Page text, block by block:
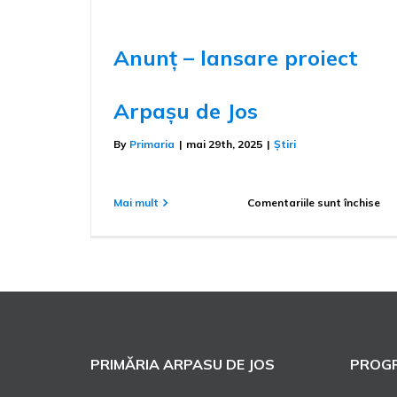
Anunț – lansare proiect
Arpașu de Jos
By Primaria | mai 29th, 2025 | Știri
Mai mult Comentariile sunt închise
PRIMĂRIA ARPASU DE JOS